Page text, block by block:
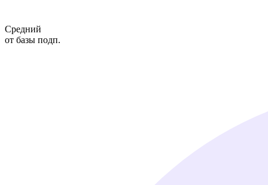
Средний
от базы подп.